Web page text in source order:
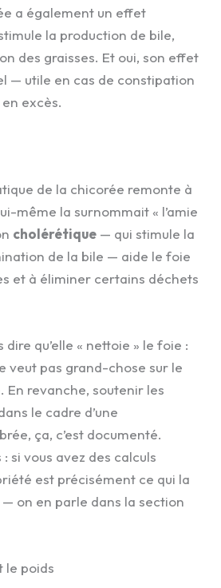
a également un effet
la production de bile,
des graisses. Et oui, son effet
— utile en cas de constipation
excès.
de la chicorée remonte à
même la surnommait « l’amie
cholérétique — qui stimule la
de la bile — aide le foie
et à éliminer certains déchets
dire qu’elle « nettoie » le foie :
veut pas grand-chose sur le
En revanche, soutenir les
le cadre d’une
ça, c’est documenté.
si vous avez des calculs
est précisément ce qui la
— on en parle dans la section
le poids